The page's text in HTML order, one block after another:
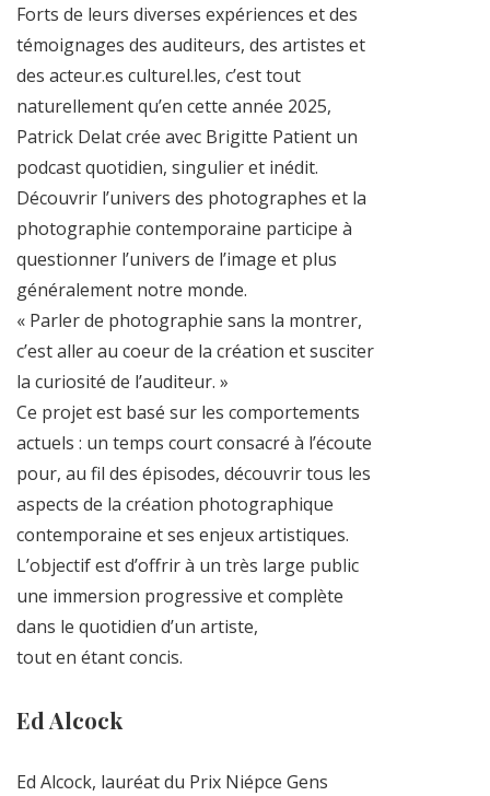
Forts de leurs diverses expériences et des
témoignages des auditeurs, des artistes et
des acteur.es culturel.les, c’est tout
naturellement qu’en cette année 2025,
Patrick Delat crée avec Brigitte Patient un
podcast quotidien, singulier et inédit.
Découvrir l’univers des photographes et la
photographie contemporaine participe à
questionner l’univers de l’image et plus
généralement notre monde.
« Parler de photographie sans la montrer,
c’est aller au coeur de la création et susciter
la curiosité de l’auditeur. »
Ce projet est basé sur les comportements
actuels : un temps court consacré à l’écoute
pour, au fil des épisodes, découvrir tous les
aspects de la création photographique
contemporaine et ses enjeux artistiques.
L’objectif est d’offrir à un très large public
une immersion progressive et complète
dans le quotidien d’un artiste,
tout en étant concis.
Ed Alcock
Ed Alcock, lauréat du Prix Niépce Gens